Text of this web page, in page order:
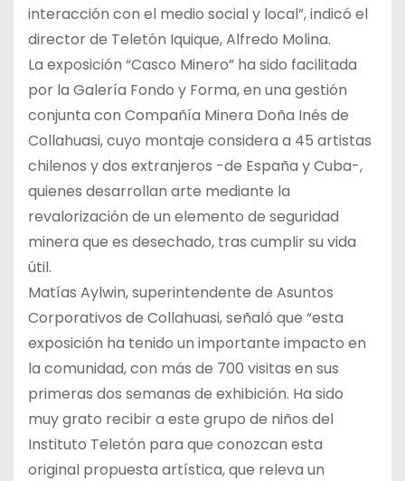
interacción con el medio social y local”, indicó el
director de Teletón Iquique, Alfredo Molina.
La exposición “Casco Minero” ha sido facilitada
por la Galería Fondo y Forma, en una gestión
conjunta con Compañía Minera Doña Inés de
Collahuasi, cuyo montaje considera a 45 artistas
chilenos y dos extranjeros -de España y Cuba-,
quienes desarrollan arte mediante la
revalorización de un elemento de seguridad
minera que es desechado, tras cumplir su vida
útil.
Matías Aylwin, superintendente de Asuntos
Corporativos de Collahuasi, señaló que “esta
exposición ha tenido un importante impacto en
la comunidad, con más de 700 visitas en sus
primeras dos semanas de exhibición. Ha sido
muy grato recibir a este grupo de niños del
Instituto Teletón para que conozcan esta
original propuesta artística, que releva un